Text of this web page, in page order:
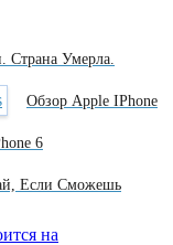
Умерла.
Обзор Apple IPhone
6
Если Сможешь